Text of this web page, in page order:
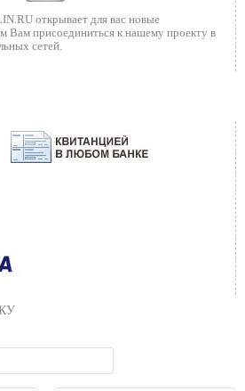
открывает для вас новые
Вам присоединиться к нашему проекту в
сетей.